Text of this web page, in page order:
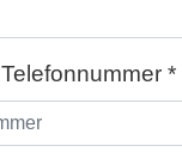
Telefonnummer *